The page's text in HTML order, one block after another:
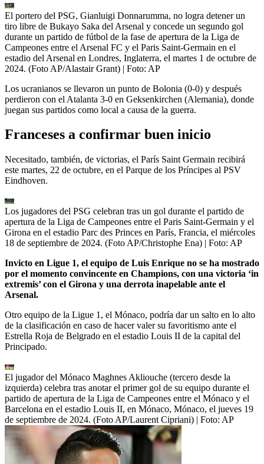
El portero del PSG, Gianluigi Donnarumma, no logra detener un
tiro libre de Bukayo Saka del Arsenal y concede un segundo gol
durante un partido de fútbol de la fase de apertura de la Liga de
Campeones entre el Arsenal FC y el Paris Saint-Germain en el
estadio del Arsenal en Londres, Inglaterra, el martes 1 de octubre de
2024. (Foto AP/Alastair Grant) | Foto: AP
Los ucranianos se llevaron un punto de Bolonia (0-0) y después
perdieron con el Atalanta 3-0 en Geksenkirchen (Alemania), donde
juegan sus partidos como local a causa de la guerra.
Franceses a confirmar buen inicio
Necesitado, también, de victorias, el París Saint Germain recibirá
este martes, 22 de octubre, en el Parque de los Príncipes al PSV
Eindhoven.
Los jugadores del PSG celebran tras un gol durante el partido de
apertura de la Liga de Campeones entre el Paris Saint-Germain y el
Girona en el estadio Parc des Princes en París, Francia, el miércoles
18 de septiembre de 2024. (Foto AP/Christophe Ena) | Foto: AP
Invicto en Ligue 1, el equipo de Luis Enrique no se ha mostrado
por el momento convincente en Champions, con una victoria ‘in
extremis’ con el Girona y una derrota inapelable ante el
Arsenal.
Otro equipo de la Ligue 1, el Mónaco, podría dar un salto en lo alto
de la clasificación en caso de hacer valer su favoritismo ante el
Estrella Roja de Belgrado en el estadio Louis II de la capital del
Principado.
El jugador del Mónaco Maghnes Akliouche (tercero desde la
izquierda) celebra tras anotar el primer gol de su equipo durante el
partido de apertura de la Liga de Campeones entre el Mónaco y el
Barcelona en el estadio Louis II, en Mónaco, Mónaco, el jueves 19
de septiembre de 2024. (Foto AP/Laurent Cipriani) | Foto: AP